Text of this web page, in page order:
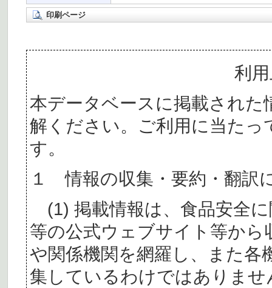
印刷ページ
利
本データベースに掲載された
解ください。ご利用に当た
す。
１ 情報の収集・要約・翻訳
(1) 掲載情報は、食品安全
等の公式ウェブサイト等か
や関係機関を網羅し、また各
集しているわけではありませ